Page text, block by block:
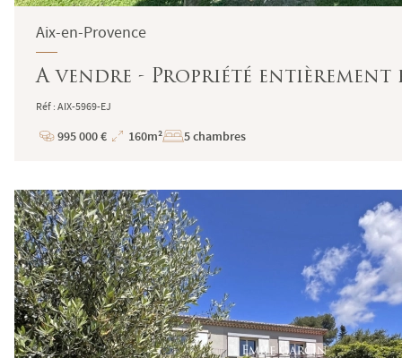
Aix-en-Provence
A vendre - Propriété entièrement
Réf : AIX-5969-EJ
Prix
995 000 €
Superficie
160m² 5 chambres